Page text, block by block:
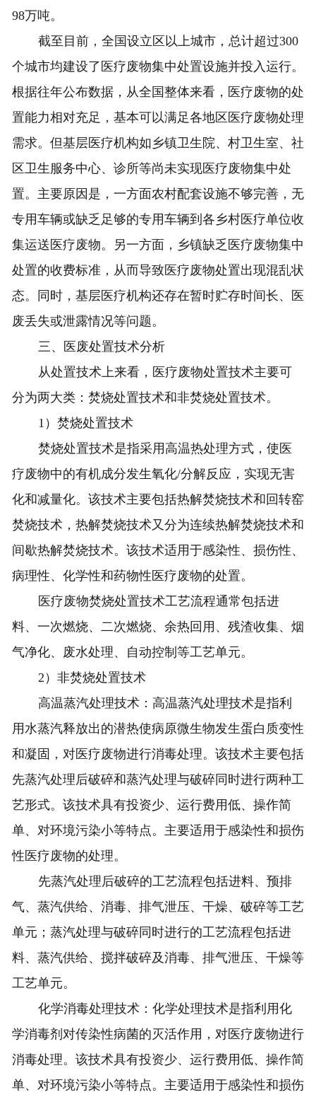
98万吨。
截至目前，全国设立区以上城市，总计超过300
个城市均建设了医疗废物集中处置设施并投入运行。
根据往年公布数据，从全国整体来看，医疗废物的处
置能力相对充足，基本可以满足各地区医疗废物处理
需求。但基层医疗机构如乡镇卫生院、村卫生室、社
区卫生服务中心、诊所等尚未实现医疗废物集中处
置。主要原因是，一方面农村配套设施不够完善，无
专用车辆或缺乏足够的专用车辆到各乡村医疗单位收
集运送医疗废物。另一方面，乡镇缺乏医疗废物集中
处置的收费标准，从而导致医疗废物处置出现混乱状
态。同时，基层医疗机构还存在暂时贮存时间长、医
废丢失或泄露情况等问题。
三、医废处置技术分析
从处置技术上来看，医疗废物处置技术主要可
分为两大类：焚烧处置技术和非焚烧处置技术。
1）焚烧处置技术
焚烧处置技术是指采用高温热处理方式，使医
疗废物中的有机成分发生氧化/分解反应，实现无害
化和减量化。该技术主要包括热解焚烧技术和回转窑
焚烧技术，热解焚烧技术又分为连续热解焚烧技术和
间歇热解焚烧技术。该技术适用于感染性、损伤性、
病理性、化学性和药物性医疗废物的处置。
医疗废物焚烧处置技术工艺流程通常包括进
料、一次燃烧、二次燃烧、余热回用、残渣收集、烟
气净化、废水处理、自动控制等工艺单元。
2）非焚烧处置技术
高温蒸汽处理技术：高温蒸汽处理技术是指利
用水蒸汽释放出的潜热使病原微生物发生蛋白质变性
和凝固，对医疗废物进行消毒处理。该技术主要包括
先蒸汽处理后破碎和蒸汽处理与破碎同时进行两种工
艺形式。该技术具有投资少、运行费用低、操作简
单、对环境污染小等特点。主要适用于感染性和损伤
性医疗废物的处理。
先蒸汽处理后破碎的工艺流程包括进料、预排
气、蒸汽供给、消毒、排气泄压、干燥、破碎等工艺
单元；蒸汽处理与破碎同时进行的工艺流程包括进
料、蒸汽供给、搅拌破碎及消毒、排气泄压、干燥等
工艺单元。
化学消毒处理技术：化学处理技术是指利用化
学消毒剂对传染性病菌的灭活作用，对医疗废物进行
消毒处理。该技术具有投资少、运行费用低、操作简
单、对环境污染小等特点。主要适用于感染性和损伤